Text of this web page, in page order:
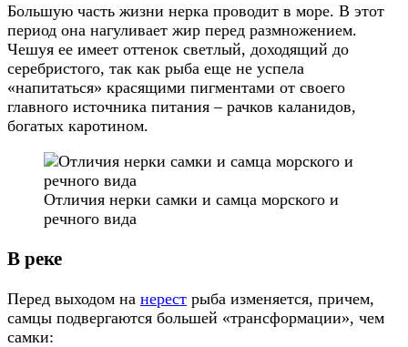
Большую часть жизни нерка проводит в море. В этот
период она нагуливает жир перед размножением.
Чешуя ее имеет оттенок светлый, доходящий до
серебристого, так как рыба еще не успела
«напитаться» красящими пигментами от своего
главного источника питания – рачков каланидов,
богатых каротином.
Отличия нерки самки и самца морского и
речного вида
В реке
Перед выходом на нерест рыба изменяется, причем,
самцы подвергаются большей «трансформации», чем
самки: